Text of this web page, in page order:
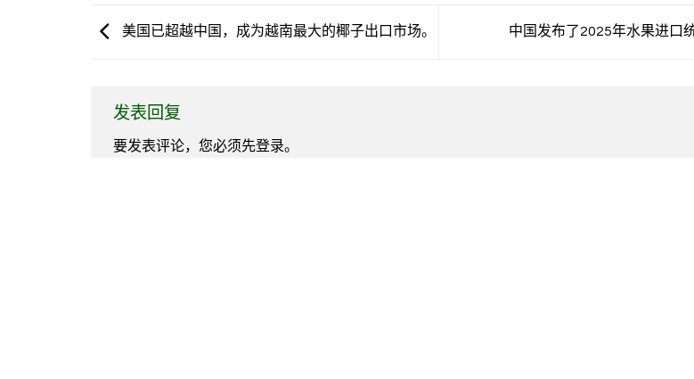
美国已超越中国，成为越南最大的椰子出口市场。 中国发布了2025年水果进口
发表回复
要发表评论，您必须先登录。